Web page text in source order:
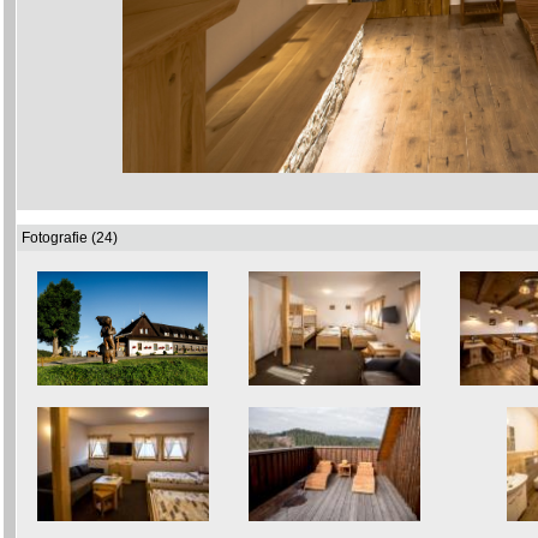
Fotografie (24)